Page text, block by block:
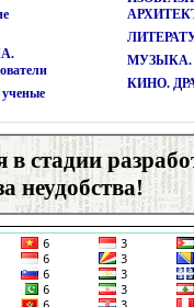
МУЗЫКА.
КИНО.
в стадии
неудобства!